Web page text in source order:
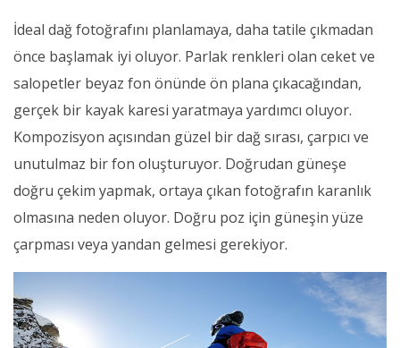
İdeal dağ fotoğrafını planlamaya, daha tatile çıkmadan
önce başlamak iyi oluyor. Parlak renkleri olan ceket ve
salopetler beyaz fon önünde ön plana çıkacağından,
gerçek bir kayak karesi yaratmaya yardımcı oluyor.
Kompozisyon açısından güzel bir dağ sırası, çarpıcı ve
unutulmaz bir fon oluşturuyor. Doğrudan güneşe
doğru çekim yapmak, ortaya çıkan fotoğrafın karanlık
olmasına neden oluyor. Doğru poz için güneşin yüze
çarpması veya yandan gelmesi gerekiyor.